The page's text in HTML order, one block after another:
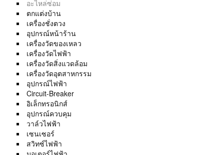
อะไหล่ซ่อม
ตกแต่งบ้าน
เครื่องชั่งตวง
อุปกรณ์หน้าร้าน
เครื่องวัดของเหลว
เครื่องวัดไฟฟ้า
เครื่องวัดสิ่งแวดล้อม
เครื่องวัดอุตสาหกรรม
อุปกรณ์ไฟฟ้า
Circuit-Breaker
อิเล็กทรอนิกส์
อุปกรณ์ควบคุม
วาล์วไฟฟ้า
เซนเซอร์
สวิทซ์ไฟฟ้า